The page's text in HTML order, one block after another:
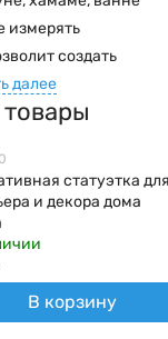
измерять
создать
далее
0
статуэтка
и декора дома
В корзину